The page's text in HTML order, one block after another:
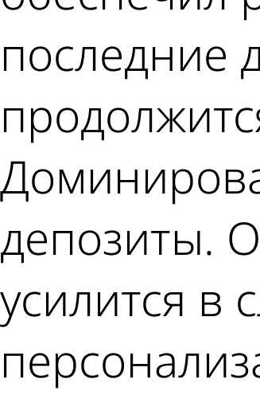
последние
депозиты.
усилится в